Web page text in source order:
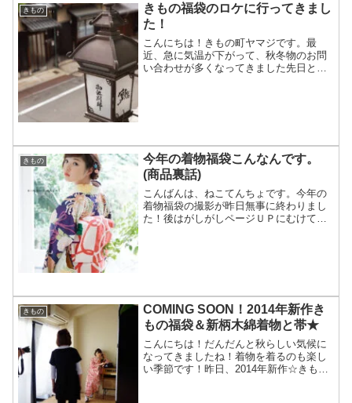
きもの
きもの福袋のロケに行ってきまし
た！
こんにちは！きもの町ヤマジです。最
近、急に気温が下がって、秋冬物のお問
い合わせが多くなってきました先日とい
きもの
今年の着物福袋こんなんです。
(商品裏話)
こんばんは、ねこてんちょです。今年の
着物福袋の撮影が昨日無事に終わりまし
た！後はがしがしページＵＰにむけて作
きもの
COMING SOON！2014年新作き
もの福袋＆新柄木綿着物と帯★
こんにちは！だんだんと秋らしい気候に
なってきましたね！着物を着るのも楽し
い季節です！昨日、2014年新作☆きもの